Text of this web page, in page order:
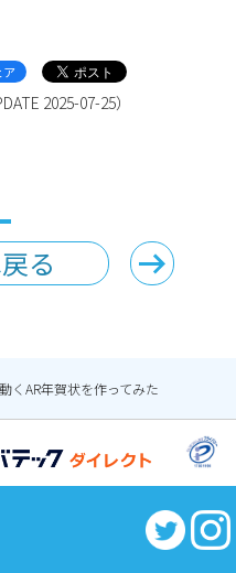
くAR年賀状を作ってみた
ア
2025-07-25）
る